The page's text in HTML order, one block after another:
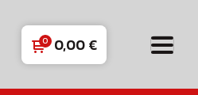
0,00€